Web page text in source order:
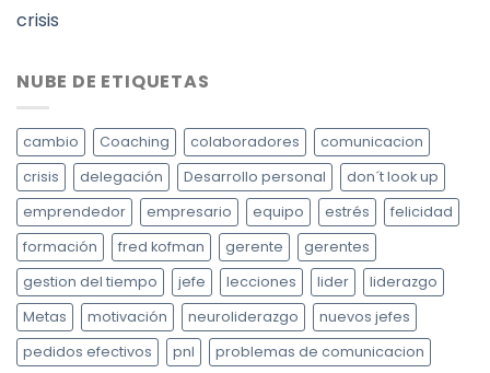
crisis
NUBE DE ETIQUETAS
cambio Coaching colaboradores
comunicacion
crisis
delegación Desarrollo personal
don´t look up
emprendedor
empresario equipo estrés
felicidad
formación
fred kofman gerente
gerentes
gestion del tiempo
jefe lecciones lider
liderazgo
Metas
motivación neuroliderazgo
nuevos jefes
pedidos efectivos
pnl
problemas de comunicacion